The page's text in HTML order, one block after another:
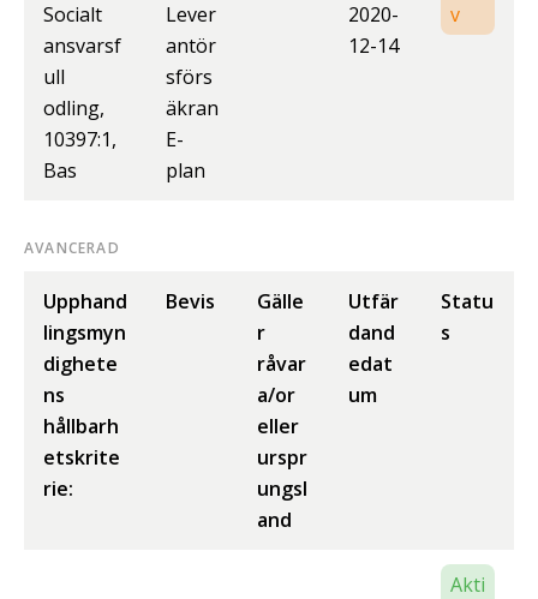
Socialt
ansvarsf
ull
odling,
10397:1,
Bas
Lever
antör
sförs
äkran
E-
plan
2020-
12-14
v
AVANCERAD
Upphand
lingsmyn
dighete
ns
hållbarh
etskrite
rie:
Bevis
Gälle
r
råvar
a/or
eller
urspr
ungsl
and
Utfär
dand
edat
um
Statu
s
Akti